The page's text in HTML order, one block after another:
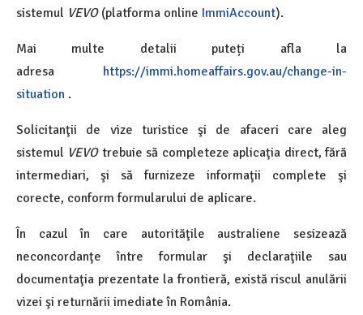
sistemul VEVO(platforma online ImmiAccount).
Mai multe detalii puteți afla la
adresa https://immi.homeaffairs.gov.au/change-in-
situation .
Solicitanţii de vize turistice şi de afaceri care aleg
sistemul VEVOtrebuie să completeze aplicaţia direct, fără
intermediari, şi să furnizeze informaţii complete şi
corecte, conform formularului de aplicare.
În cazul în care autorităţile australiene sesizează
neconcordanţe între formular şi declaraţiile sau
documentaţia prezentate la frontieră, există riscul anulării
vizei şi returnării imediate în România.